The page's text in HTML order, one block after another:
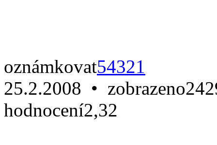
oznámkovat54321
25.2.2008 • zobrazeno
hodnocení2,32